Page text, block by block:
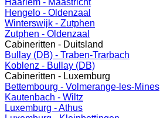
Haarlem - Maastricht
Hengelo - Oldenzaal
Winterswijk - Zutphen
Zutphen - Oldenzaal
Cabineritten - Duitsland
Bullay (DB) - Traben-Trarbach
Koblenz - Bullay (DB)
Cabineritten - Luxemburg
Bettembourg - Volmerange-les-Mines
Kautenbach - Wiltz
Luxemburg - Athus